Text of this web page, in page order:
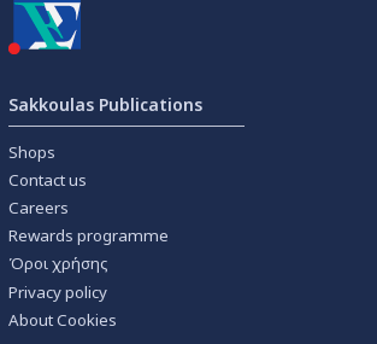
Sakkoulas Publications
Shops
Contact us
Careers
Rewards programme
Όροι χρήσης
Privacy policy
About Cookies